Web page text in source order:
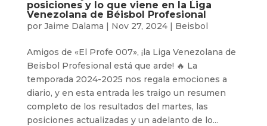
posiciones y lo que viene en la Liga
Venezolana de Béisbol Profesional
por Jaime Dalama | Nov 27, 2024| Beisbol
Amigos de «El Profe 007», ¡la Liga Venezolana de
Beisbol Profesional está que arde! 🔥 La
temporada 2024-2025 nos regala emociones a
diario, y en esta entrada les traigo un resumen
completo de los resultados del martes, las
posiciones actualizadas y un adelanto de lo...